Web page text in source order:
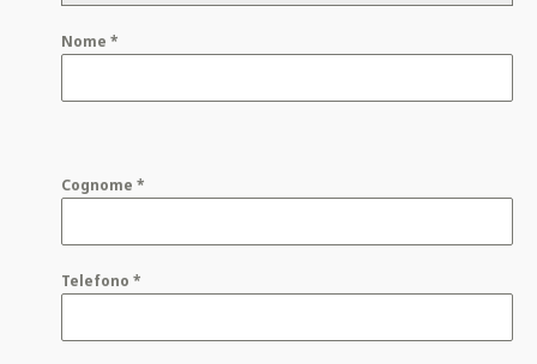
Nome *
Cognome *
Telefono *